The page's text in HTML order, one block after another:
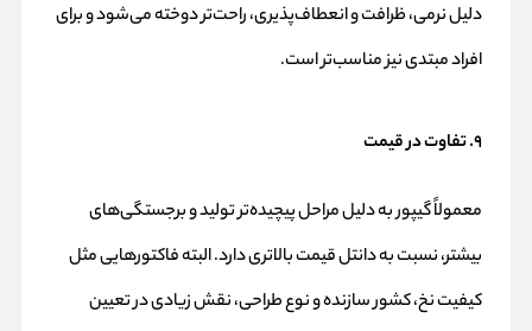
دلیل نرمی، ظرافت و انعطاف‌پذیری، راحت‌تر دوخته می‌شود و برای
افراد مبتدی نیز مناسب‌تر است.
۹. تفاوت در قیمت
معمولاً گیپور به دلیل مراحل پیچیده‌تر تولید و برجستگی‌های
بیشتر، نسبت به دانتل قیمت بالاتری دارد. البته فاکتورهایی مثل
کیفیت نخ، کشور سازنده و نوع طراحی، نقش زیادی در تعیین